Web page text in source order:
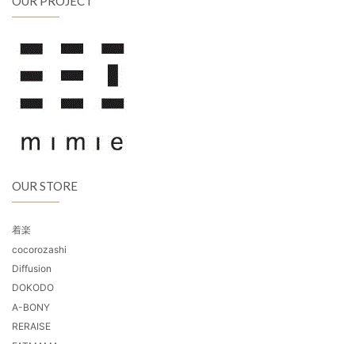
OUR STORE
着楽
cocorozashi
Diffusion
DOKODO
A-BONY
RERAISE